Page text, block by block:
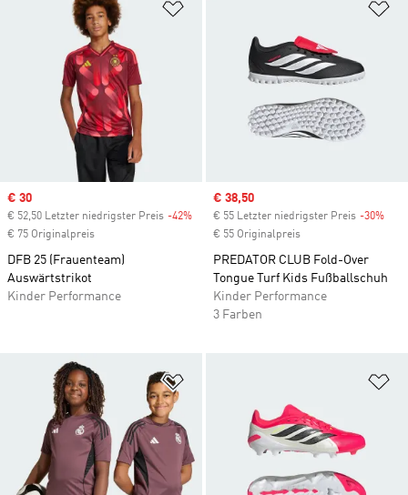
Sale price
€ 30
€ 52,50 Letzter niedrigster Preis -42% Discount
€ 75 Originalpreis
DFB 25 (Frauenteam)
Auswärtstrikot
Kinder Performance
Sale price
€ 38,50
€ 55 Letzter niedrigster Preis -30%
€ 55 Originalpreis
PREDATOR CLUB Fold-Over
Tongue Turf Kids Fußballschuh
Kinder Performance
3 Farben